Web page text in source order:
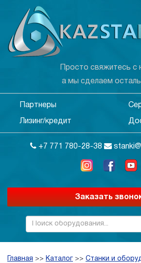
Просто свяжитесь с
а мы сделаем
Партнеры
Лизинг/кредит
+7 771 780-28-38
Заказать
Главная >> Каталог >> Станки и